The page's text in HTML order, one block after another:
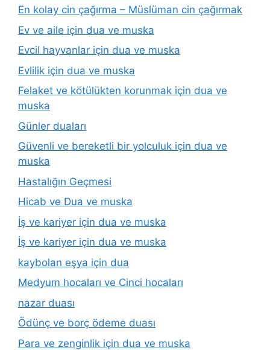
En kolay cin çağırma – Müslüman cin çağırmak
Ev ve aile için dua ve muska
Evcil hayvanlar için dua ve muska
Evlilik için dua ve muska
Felaket ve kötülükten korunmak için dua ve
muska
Günler duaları
Güvenli ve bereketli bir yolculuk için dua ve
muska
Hastalığın Geçmesi
Hicab ve Dua ve muska
İş ve kariyer için dua ve muska
İş ve kariyer için dua ve muska
kaybolan eşya için dua
Medyum hocaları ve Cinci hocaları
nazar duası
Ödünç ve borç ödeme duası
Para ve zenginlik için dua ve muska